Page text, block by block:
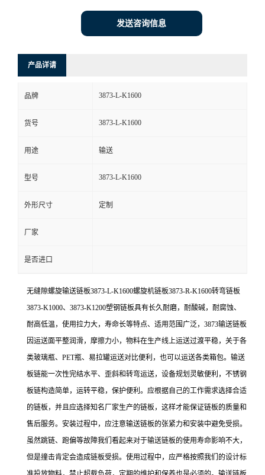
发送咨询信息
产品详请
品牌 3873-L-K1600
货号 3873-L-K1600
用途 输送
型号 3873-L-K1600
外形尺寸 定制
厂家
是否进口
无缝隙螺旋输送链板3873-L-K1600螺旋机链板3873-R-K1600转弯链板
3873-K1000、3873-K1200塑钢链板具有长久耐磨，耐酸碱，耐腐蚀、
耐高低温，使用拉力大，寿命长等特点、适用范围广泛，3873输送链板
因运送面平整润滑，摩擦力小，物料在生产线上运送过渡平稳，关于各
类玻璃瓶、PET瓶、易拉罐运送对比便利，也可以运送各类箱包。输送
板链能一次性完结水平、歪斜和转弯运送，设备规划灵敏便利，不锈钢
板链构造简单，运转平稳，保护便利。应根据自己的工作需求选择合适
的链板，并且应选择知名厂家生产的链板，这样才能保证链板的质量和
售后服务。安装过程中，应注意输送链板的张紧力和安装中避免受损。
虽然跳链、跑偏等故障我们看起来对于输送链板的使用寿命影响不大，
但是撞击肯定会造成链板受损。使用过程中，应严格按照我们的设计标